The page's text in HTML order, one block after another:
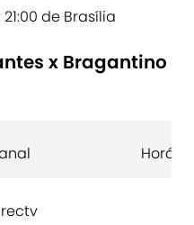
21:00 de Brasília
x Bragantino
Horário